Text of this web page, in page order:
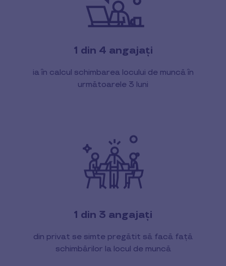
1 din 4 angajați
ia în calcul schimbarea locului de muncă în
următoarele 3 luni
1 din 3 angajați
din privat se simte pregătit să facă față
schimbărilor la locul de muncă